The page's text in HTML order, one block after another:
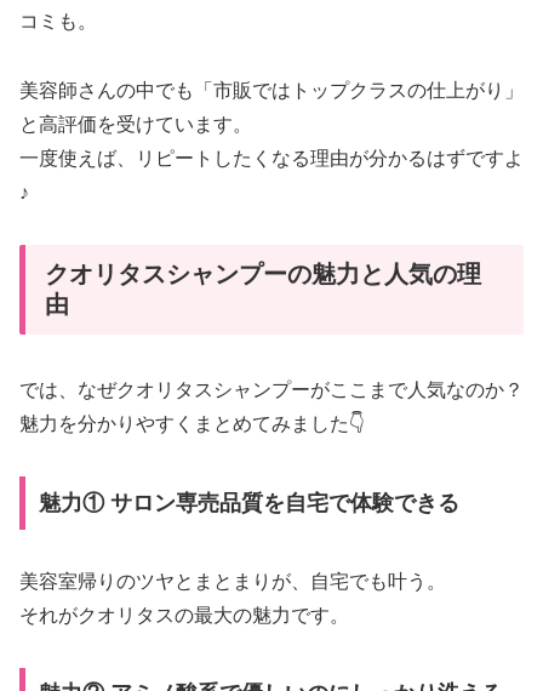
コミも。
美容師さんの中でも「市販ではトップクラスの仕上がり」
と高評価を受けています。
一度使えば、リピートしたくなる理由が分かるはずですよ
♪
クオリタスシャンプーの魅力と人気の理
由
では、なぜクオリタスシャンプーがここまで人気なのか？
魅力を分かりやすくまとめてみました👇
魅力① サロン専売品質を自宅で体験できる
美容室帰りのツヤとまとまりが、自宅でも叶う。
それがクオリタスの最大の魅力です。